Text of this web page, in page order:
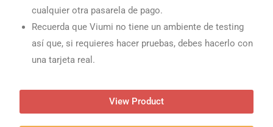
cualquier otra pasarela de pago.
Recuerda que Viumi no tiene un ambiente de testing
así que, si requieres hacer pruebas, debes hacerlo con
una tarjeta real.
View Product